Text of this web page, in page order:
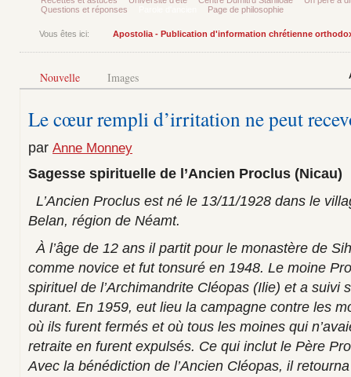
Questions et réponses
Page de philosophie
Vous êtes ici: Apostolia - Publication d'information chrétienne
Nouvelle Images
Le cœur rempli d’irritation ne peut
par Anne Monney
Sagesse spirituelle de l’Ancien Proclus (Nicau)
L’Ancien Proclus est né le 13/11/1928 dans le
Belan, région de Néamt.
À l’âge de 12 ans il partit pour le monastère de
comme novice et fut tonsuré en 1948. Le moine
spirituel de l’Archimandrite Cléopas (Ilie) et a suivi
durant. En 1959, eut lieu la campagne contre les
où ils furent fermés et où tous les moines qui
retraite en furent expulsés. Ce qui inclut le Père
Avec la bénédiction de l’Ancien Cléopas, il